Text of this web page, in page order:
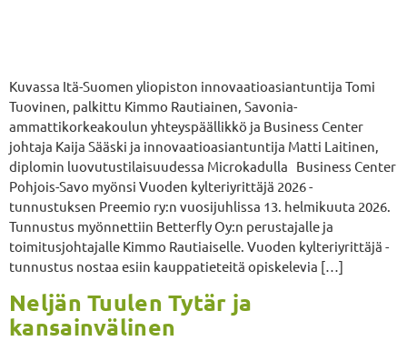
Kuvassa Itä-Suomen yliopiston innovaatioasiantuntija Tomi
Tuovinen, palkittu Kimmo Rautiainen, Savonia-
ammattikorkeakoulun yhteyspäällikkö ja Business Center
johtaja Kaija Sääski ja innovaatioasiantuntija Matti Laitinen,
diplomin luovutustilaisuudessa Microkadulla Business Center
Pohjois-Savo myönsi Vuoden kylteriyrittäjä 2026 -
tunnustuksen Preemio ry:n vuosijuhlissa 13. helmikuuta 2026.
Tunnustus myönnettiin Betterfly Oy:n perustajalle ja
toimitusjohtajalle Kimmo Rautiaiselle. Vuoden kylteriyrittäjä -
tunnustus nostaa esiin kauppatieteitä opiskelevia […]
Neljän Tuulen Tytär ja
kansainvälinen